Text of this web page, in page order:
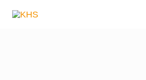
Inhalt